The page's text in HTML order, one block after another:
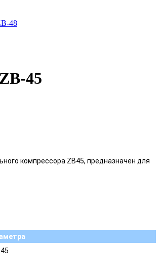
48
45
компрессора ZB45, предназначен для